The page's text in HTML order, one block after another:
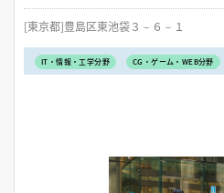
[東京都]豊島区東池袋３－６－１
IT・情報・工学分野 CG・ゲーム・WEB分野